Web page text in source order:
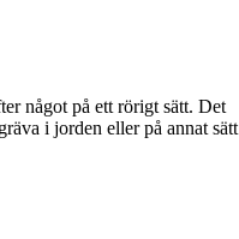
något på ett rörigt sätt. Det
i jorden eller på annat sätt